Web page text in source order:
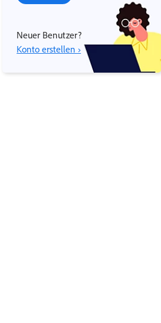
Neuer Benutzer?
Konto erstellen ›